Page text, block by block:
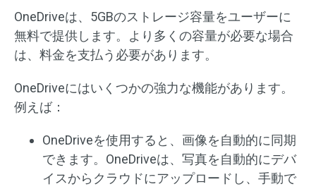
OneDriveは、5GBのストレージ容量をユーザーに
無料で提供します。より多くの容量が必要な場合
は、料金を支払う必要があります。
OneDriveにはいくつかの強力な機能があります。
例えば：
OneDriveを使用すると、画像を自動的に同期
できます。OneDriveは、写真を自動的にデバ
イスからクラウドにアップロードし、手動で